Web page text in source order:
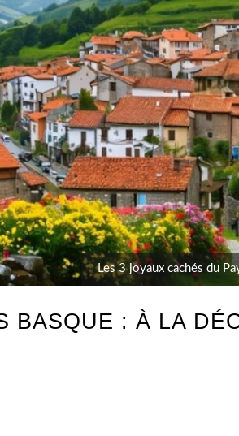
Les 3 joyaux cachés du
BASQUE : À LA